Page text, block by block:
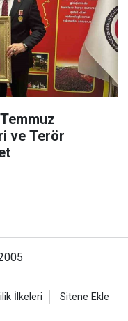
ve Terör
İlkeleri Sitene Ekle